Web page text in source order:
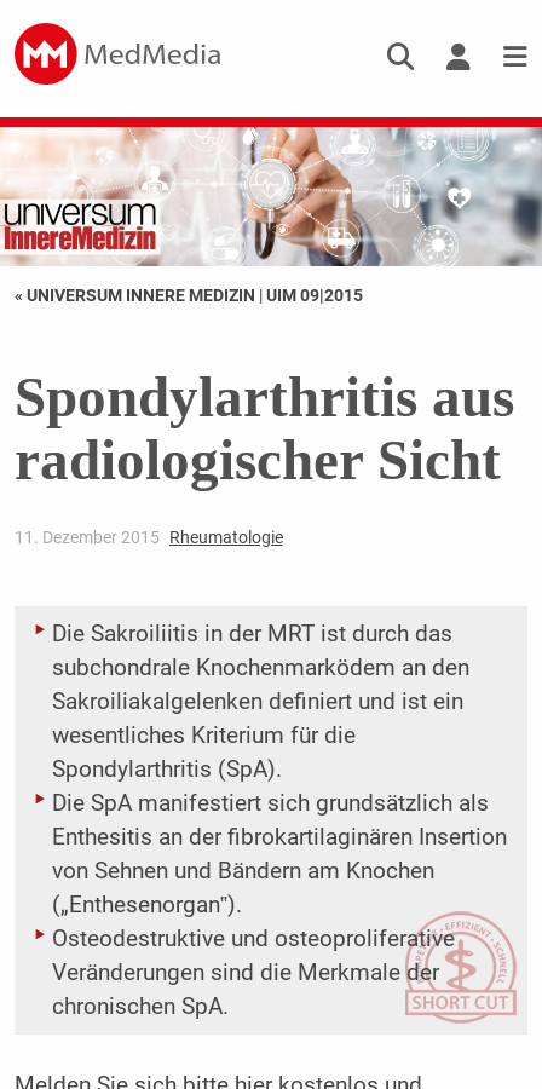
« UNIVERSUM INNERE MEDIZIN |UIM 09|2015
Spondylarthritis aus
radiologischer Sicht
11. Dezember 2015 Rheumatologie
Die Sakroiliitis in der MRT ist durch das
subchondrale Knochenmarködem an den
Sakroiliakalgelenken definiert und ist ein
wesentliches Kriterium für die
Spondylarthritis (SpA).
Die SpA manifestiert sich grundsätzlich als
Enthesitis an der fibrokartilaginären Insertion
von Sehnen und Bändern am Knochen
(„Enthesenorgan‟).
Osteodestruktive und osteoproliferative
Veränderungen sind die Merkmale der
chronischen SpA.